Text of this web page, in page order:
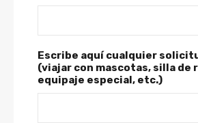
Escribe aquí cualquier
(viajar con mascotas, silla de
equipaje especial, etc.)